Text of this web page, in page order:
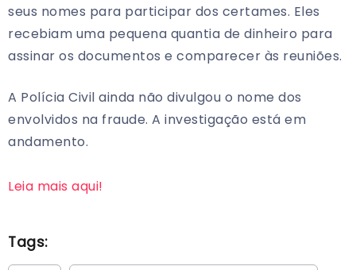
seus nomes para participar dos certames. Eles
recebiam uma pequena quantia de dinheiro para
assinar os documentos e comparecer às reuniões.
A Polícia Civil ainda não divulgou o nome dos
envolvidos na fraude. A investigação está em
andamento.
Leia mais aqui!
Tags: